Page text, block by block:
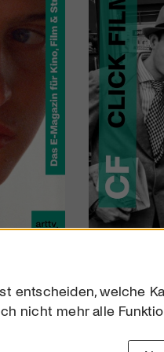
Downloads
entscheiden, welche
nicht mehr alle